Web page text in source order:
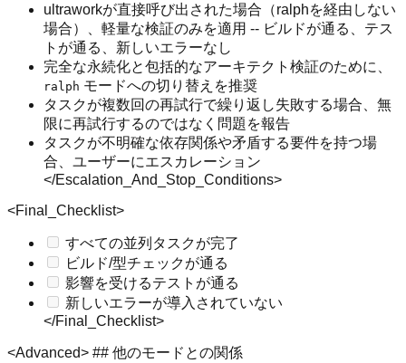
ultrawor​kが直接呼び出された場合（ralphを経由しない
場合）、軽量な検証のみを適用 -- ビルドが通る、テス
トが通る、新しいエラーなし
完全な永続化と包括的なアーキテクト検証のために、
ralph モードへの切り替えを推奨
タスクが複数回の再試行で繰り返し失敗する場合、無
限に再試行するのではなく問題を報告
タスクが不明確な依存関係や矛盾する要件を持つ場
合、ユーザーにエスカレーション
</Escalation_And_Stop_Conditions>
<Final_Checklist>
すべての並列タスクが完了
ビルド/型チェックが通る
影響を受けるテストが通る
新しいエラーが導入されていない
</Final_Checklist>
<Advanced> ## 他のモードとの関係